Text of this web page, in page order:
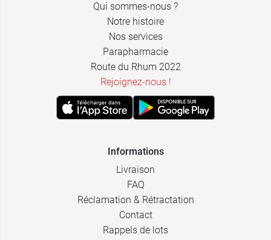
6 pipettes - >
Qui sommes-nous ?
Notre histoire
Nos services
Parapharmacie
Route du Rhum 2022
Rejoignez-nous !
Informations
Livraison
FAQ
Réclamation & Rétractation
Contact
Rappels de lots